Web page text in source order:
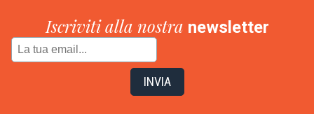
Iscriviti alla nostra newsletter